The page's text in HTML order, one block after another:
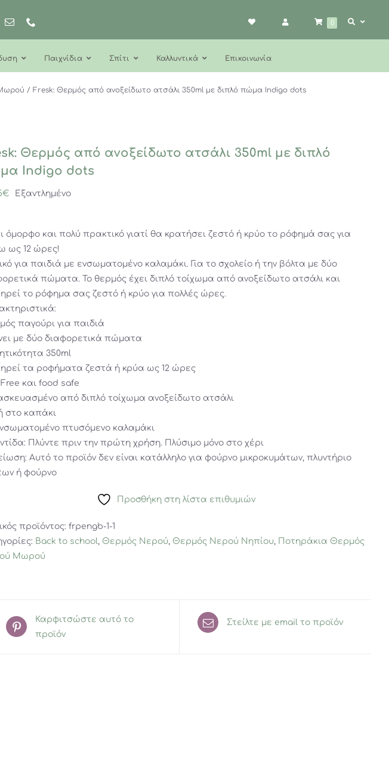
0
Παιχνίδια Σπίτι Καλλυντικά Επικοινωνία
Fresk: Θερμός από ανοξείδωτο ατσάλι 350ml με διπλό πώμα Indigo dots
Θερμός από ανοξείδωτο ατσάλι 350ml με διπλό
Indigo dots
€ Εξαντλημένο
όμορφο και πολύ πρακτικό γιατί θα κρατήσει ζεστό ή κρύο το ρόφημά σας για
ως 12 ώρες!
για παιδιά με ενσωματομένο καλαμάκι. Για το σχολείο ή την βόλτα με δύο
πώματα. To θερμός έχει διπλό τοίχωμα από ανοξείδωτο ατσάλι και
το ρόφημα σας ζεστό ή κρύο για πολλές ώρες.
παγούρι για παιδιά
με δύο διαφορετικά πώματα
350ml
τα ροφήματα ζεστά ή κρύα ως 12 ώρες
Free και food safe
από διπλό τοίχωμα ανοξείδωτο ατσάλι
στο καπάκι
πτυσόμενο καλαμάκι
Πλύντε πριν την πρώτη χρήση. Πλύσιμο μόνο στο χέρι
Αυτό το προϊόν δεν είναι κατάλληλο για φούρνο μικροκυμάτων, πλυντήριο
ή φούρνο
Προσθήκη στη λίστα επιθυμιών
προϊόντος: frpengb-1-1
Back to school, Θερμός Νερού, Θερμός Νερού Νηπίου, Ποτηράκια Θερμός
Μωρού
Καρφιτσώστε αυτό το
προϊόν
Στείλτε με email το προϊόν